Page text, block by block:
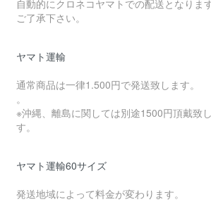
自動的にクロネコヤマトでの配送となります
ご了承下さい。
ヤマト運輸
通常商品は一律1.500円で発送致します。
。
※沖縄、離島に関しては別途1500円頂戴致
す。
ヤマト運輸60サイズ
発送地域によって料金が変わります。